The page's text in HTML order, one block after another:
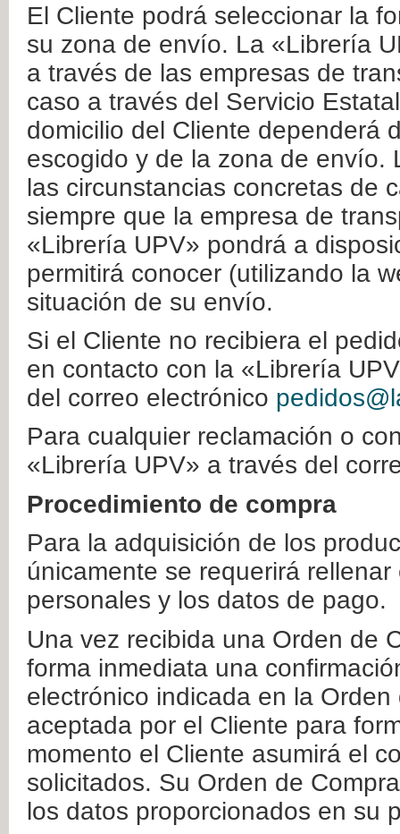
El Cliente podrá seleccionar la
su zona de envío. La «Librería
a través de las empresas de
caso a través del Servicio
domicilio del Cliente dependerá
escogido y de la zona de envío.
las circunstancias concretas de
siempre que la empresa de
«Librería UPV» pondrá a
permitirá conocer (utilizando la
situación de su envío.
Si el Cliente no recibiera el
en contacto con la «Librería
del correo electrónico
Para cualquier reclamación o
«Librería UPV» a través del
Procedimiento de compra
Para la adquisición de los
únicamente se requerirá
personales y los datos de pago.
Una vez recibida una Orden de
forma inmediata una
electrónico indicada en la
aceptada por el Cliente para
momento el Cliente asumirá el
solicitados. Su Orden de
los datos proporcionados en su